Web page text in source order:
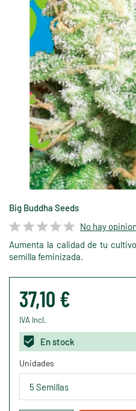
Big Buddha Seeds
No hay
Aumenta la calidad de tu
semilla feminizada.
37,10 €
IVA Incl.
En stock
Unidades